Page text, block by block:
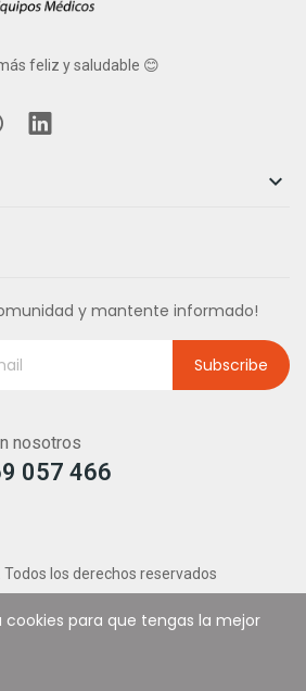
feliz y saludable 😊

y mantente informado!
Subscribe
nosotros
057 466
los derechos reservados
cookies para que tengas la mejor